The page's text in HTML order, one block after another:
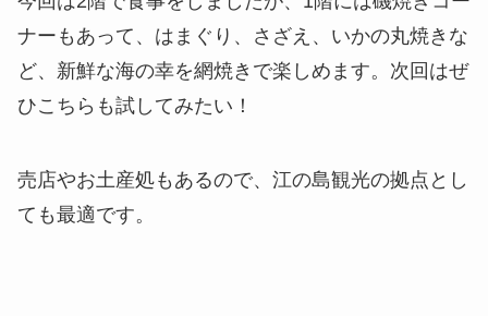
ナーもあって、はまぐり、さざえ、いかの丸焼きな
ど、新鮮な海の幸を網焼きで楽しめます。次回はぜ
ひこちらも試してみたい！
売店やお土産処もあるので、江の島観光の拠点とし
ても最適です。